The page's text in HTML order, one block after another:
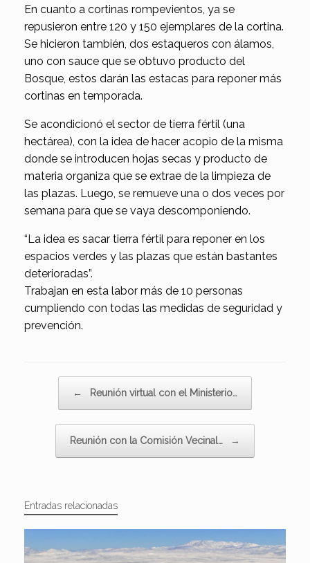
En cuanto a cortinas rompevientos, ya se
repusieron entre 120 y 150 ejemplares de la cortina.
Se hicieron también, dos estaqueros con álamos,
uno con sauce que se obtuvo producto del
Bosque, estos darán las estacas para reponer más
cortinas en temporada.
Se acondicionó el sector de tierra fértil (una
hectárea), con la idea de hacer acopio de la misma
donde se introducen hojas secas y producto de
materia organiza que se extrae de la limpieza de
las plazas. Luego, se remueve una o dos veces por
semana para que se vaya descomponiendo.
“La idea es sacar tierra fértil para reponer en los
espacios verdes y las plazas que están bastantes
deterioradas”.
Trabajan en esta labor más de 10 personas
cumpliendo con todas las medidas de seguridad y
prevención.
← Reunión virtual con el Ministerio…
Reunión con la Comisión Vecinal… →
Entradas relacionadas